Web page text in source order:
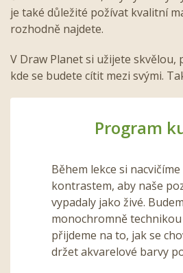
je také důležité požívat kvalitní
rozhodně najdete.
V Draw Planet si užijete
kde se budete cítit mezi svými.
Program
Během lekce si
kontrastem, aby naše
vypadaly jako živé.
monochromně
přijdeme na to, jak se
držet akvarelové barvy